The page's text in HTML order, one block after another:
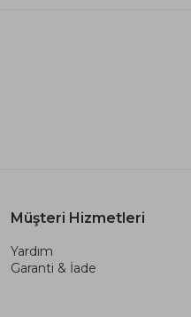
Müşteri Hizmetleri
Yardım
Garanti & İade